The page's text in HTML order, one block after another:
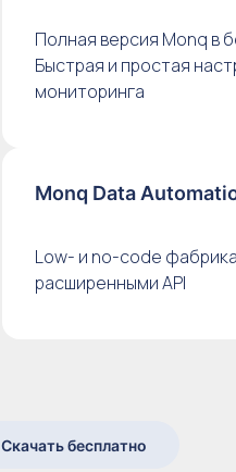
Полная версия Monq в
Быстрая и простая
мониторинга
Monq Data
Low- и no-code
расширенными API
Скачать бесплатно